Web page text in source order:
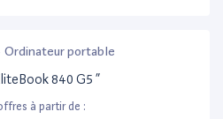
Ordinateur portable
840 G5 ”
à partir de :